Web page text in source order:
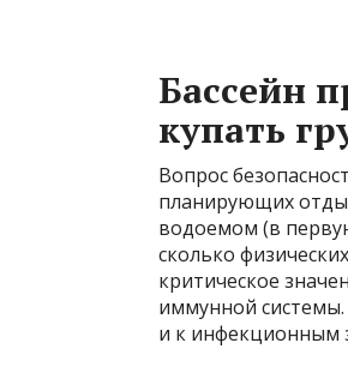
Бассейн
купать
Вопрос
планирующих
водоемом (в
сколько
критическое
иммунной
и к инфекционным